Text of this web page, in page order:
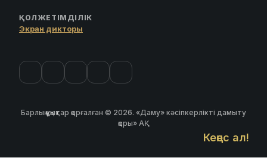
Кеңес ал!
ҚОЛЖЕТІМДІЛІК
Экран дикторы
Барлық құқықтар қорғалған © 2026. «Даму» кәсіпкерлікті дамыту
қоры» АҚ